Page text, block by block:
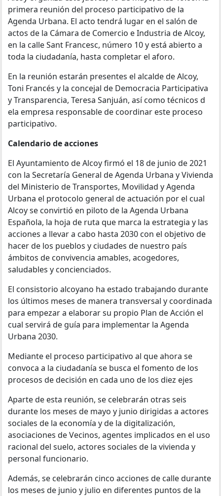
primera reunión del proceso participativo de la
Agenda Urbana. El acto tendrá lugar en el salón de
actos de la Cámara de Comercio e Industria de Alcoy,
en la calle Sant Francesc, número 10 y está abierto a
toda la ciudadanía, hasta completar el aforo.
En la reunión estarán presentes el alcalde de Alcoy,
Toni Francés y la concejal de Democracia Participativa
y Transparencia, Teresa Sanjuán, así como técnicos d
ela empresa responsable de coordinar este proceso
participativo.
Calendario de acciones
El Ayuntamiento de Alcoy firmó el 18 de junio de 2021
con la Secretaría General de Agenda Urbana y Vivienda
del Ministerio de Transportes, Movilidad y Agenda
Urbana el protocolo general de actuación por el cual
Alcoy se convirtió en piloto de la Agenda Urbana
Española, la hoja de ruta que marca la estrategia y las
acciones a llevar a cabo hasta 2030 con el objetivo de
hacer de los pueblos y ciudades de nuestro país
ámbitos de convivencia amables, acogedores,
saludables y concienciados.
El consistorio alcoyano ha estado trabajando durante
los últimos meses de manera transversal y coordinada
para empezar a elaborar su propio Plan de Acción el
cual servirá de guía para implementar la Agenda
Urbana 2030.
Mediante el proceso participativo al que ahora se
convoca a la ciudadanía se busca el fomento de los
procesos de decisión en cada uno de los diez ejes
Aparte de esta reunión, se celebrarán otras seis
durante los meses de mayo y junio dirigidas a actores
sociales de la economía y de la digitalización,
asociaciones de Vecinos, agentes implicados en el uso
racional del suelo, actores sociales de la vivienda y
personal funcionario.
Además, se celebrarán cinco acciones de calle durante
los meses de junio y julio en diferentes puntos de la